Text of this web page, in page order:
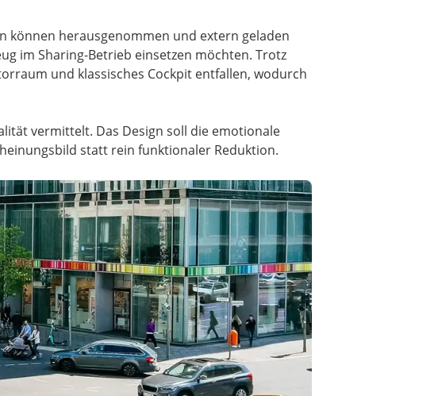
können herausgenommen und extern geladen
im Sharing-Betrieb einsetzen möchten. Trotz
und klassisches Cockpit entfallen, wodurch
vermittelt. Das Design soll die emotionale
statt rein funktionaler Reduktion.